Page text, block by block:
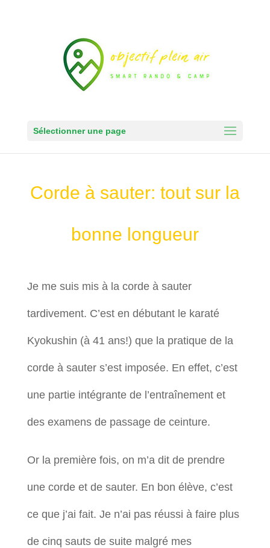
Sélectionner une page
Corde à sauter: tout sur la
bonne longueur
Je me suis mis à la corde à sauter
tardivement. C’est en débutant le karaté
Kyokushin (à 41 ans!) que la pratique de la
corde à sauter s’est imposée. En effet, c’est
une partie intégrante de l’entraînement et
des examens de passage de ceinture.
Or la première fois, on m’a dit de prendre
une corde et de sauter. En bon élève, c’est
ce que j’ai fait. Je n’ai pas réussi à faire plus
de cinq sauts de suite malgré mes